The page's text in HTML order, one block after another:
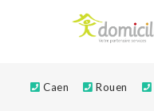
Caen Rouen